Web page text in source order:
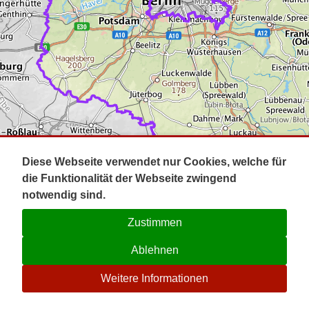
Impressum
Kontakt
☉
Diese Webseite verwendet nur Cookies, welche für
die Funktionalität der Webseite zwingend
notwendig sind.
Zustimmen
Ablehnen
Weitere Informationen